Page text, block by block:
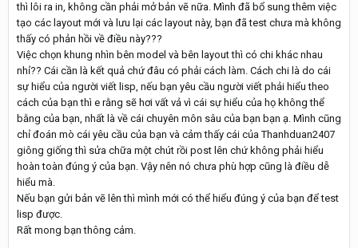
thì lôi ra in, không cần phải mở bản vẽ nữa. Mình đã bổ sung thêm việc
tạo các layout mới và lưu lại các layout này, bạn đã test chưa mà không
thấy có phản hồi về điều này???
Việc chọn khung nhìn bên model và bên layout thì có chi khác nhau
nhỉ?? Cái cần là kết quả chứ đâu có phải cách làm. Cách chi là do cái
sự hiểu của người viết lisp, nếu bạn yêu cầu người viết phải hiểu theo
cách của bạn thì e rằng sẽ hơi vất vả vì cái sự hiểu của họ không thể
bằng của bạn, nhất là về cái chuyên môn sâu của bạn bạn ạ. Mình cũng
chỉ đoán mò cái yêu cầu của bạn và cảm thấy cái của Thanhduan2407
giông giống thì sửa chữa một chút rồi post lên chứ không phải hiểu
hoàn toàn đúng ý của bạn. Vậy nên nó chưa phù hợp cũng là điều dễ
hiểu mà.
Nếu bạn gửi bản vẽ lên thì mình mới có thể hiểu đúng ý của bạn để test
lisp được.
Rất mong bạn thông cảm.